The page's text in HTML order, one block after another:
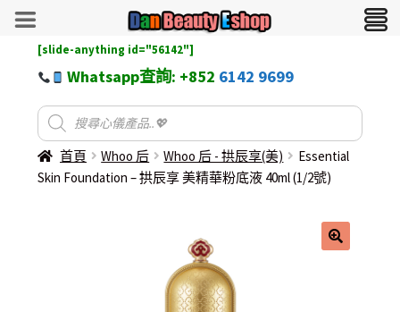
[slide-anything id="56142"]
Whatsapp查詢: +852 6142 9699
首頁 Whoo 后 Whoo 后 - 拱辰享(美)
Essential
Skin Foundation – 拱辰享 美精華粉底液 40ml (1/2號)